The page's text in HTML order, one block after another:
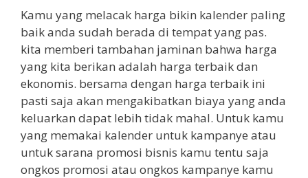
Kamu yang melacak harga bikin kalender paling
baik anda sudah berada di tempat yang pas.
kita memberi tambahan jaminan bahwa harga
yang kita berikan adalah harga terbaik dan
ekonomis. bersama dengan harga terbaik ini
pasti saja akan mengakibatkan biaya yang anda
keluarkan dapat lebih tidak mahal. Untuk kamu
yang memakai kalender untuk kampanye atau
untuk sarana promosi bisnis kamu tentu saja
ongkos promosi atau ongkos kampanye kamu